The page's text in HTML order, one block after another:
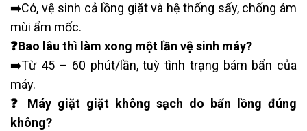
➡️Có, vệ sinh cả lồng giặt và hệ thống sấy, chống ám
mùi ẩm mốc.
❓Bao lâu thì làm xong một lần vệ sinh máy?
➡️Từ 45 – 60 phút/lần, tuỳ tình trạng bám bẩn của
máy.
❓ Máy giặt giặt không sạch do bẩn lồng đúng
không?